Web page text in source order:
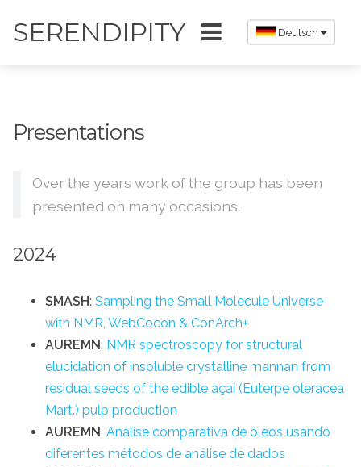
SERENDIPITY Deutsch
Presentations
Over the years work of the group has been
presented on many occasions.
2024
SMASH: Sampling the Small Molecule Universe
with NMR, WebCocon & ConArch+
AUREMN: NMR spectroscopy for structural
elucidation of insoluble crystalline mannan from
residual seeds of the edible açaí (Euterpe oleracea
Mart.) pulp production
AUREMN: Análise comparativa de óleos usando
diferentes métodos de análise de dados